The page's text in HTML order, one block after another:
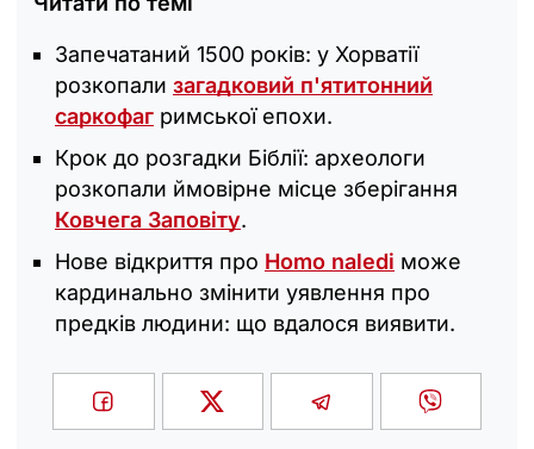
Запечатаний 1500 років: у Хорватії
розкопали загадковий п'ятитонний
саркофаг римської епохи.
Крок до розгадки Біблії: археологи
розкопали ймовірне місце зберігання
Ковчега Заповіту.
Нове відкриття про Homo naledi може
кардинально змінити уявлення про
предків людини: що вдалося виявити.